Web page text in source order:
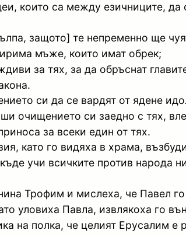
които са между езичниците,
защото] те непременно ще
мъже, които имат обрек;
за тях, за да обръснат
си да се вардят от ядене
очищението си заедно с тях,
за всеки един от тях.
като го видяха в храма,
учи всичките против народа
Трофим и мислеха, че Павел
уловиха Павла, извлякоха го
на полка, че целият Ерусалим е